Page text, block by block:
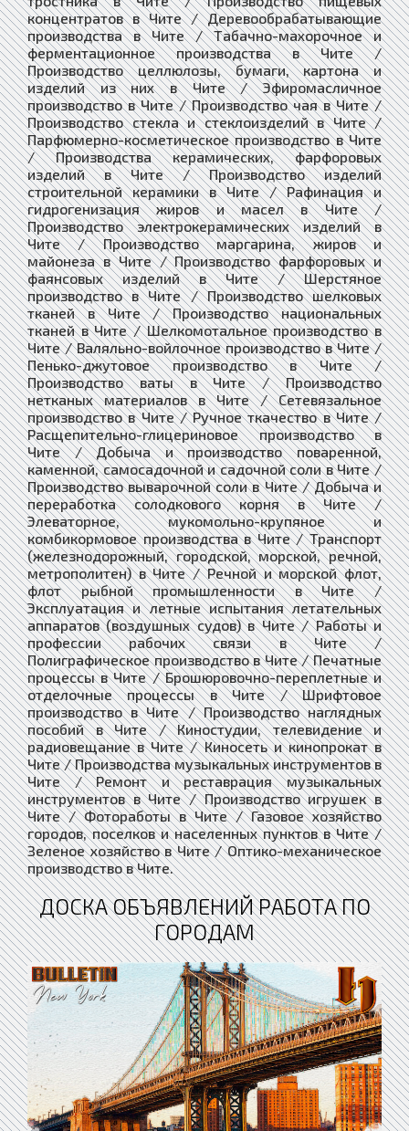
концентратов в Чите / Деревообрабатывающие
производства в Чите / Табачно-махорочное и
ферментационное производства в Чите /
Производство целлюлозы, бумаги, картона и
изделий из них в Чите / Эфиромасличное
производство в Чите / Производство чая в Чите /
Производство стекла и стеклоизделий в Чите /
Парфюмерно-косметическое производство в Чите
/ Производства керамических, фарфоровых
изделий в Чите / Производство изделий
строительной керамики в Чите / Рафинация и
гидрогенизация жиров и масел в Чите /
Производство электрокерамических изделий в
Чите / Производство маргарина, жиров и
майонеза в Чите / Производство фарфоровых и
фаянсовых изделий в Чите / Шерстяное
производство в Чите / Производство шелковых
тканей в Чите / Производство национальных
тканей в Чите / Шелкомотальное производство в
Чите / Валяльно-войлочное производство в Чите /
Пенько-джутовое производство в Чите /
Производство ваты в Чите / Производство
нетканых материалов в Чите / Сетевязальное
производство в Чите / Ручное ткачество в Чите /
Расщепительно-глицериновое производство в
Чите / Добыча и производство поваренной,
каменной, самосадочной и садочной соли в Чите /
Производство выварочной соли в Чите / Добыча и
переработка солодкового корня в Чите /
Элеваторное, мукомольно-крупяное и
комбикормовое производства в Чите / Транспорт
(железнодорожный, городской, морской, речной,
метрополитен) в Чите / Речной и морской флот,
флот рыбной промышленности в Чите /
Эксплуатация и летные испытания летательных
аппаратов (воздушных судов) в Чите / Работы и
профессии рабочих связи в Чите /
Полиграфическое производство в Чите / Печатные
процессы в Чите / Брошюровочно-переплетные и
отделочные процессы в Чите / Шрифтовое
производство в Чите / Производство наглядных
пособий в Чите / Киностудии, телевидение и
радиовещание в Чите / Киносеть и кинопрокат в
Чите / Производства музыкальных инструментов в
Чите / Ремонт и реставрация музыкальных
инструментов в Чите / Производство игрушек в
Чите / Фотоработы в Чите / Газовое хозяйство
городов, поселков и населенных пунктов в Чите /
Зеленое хозяйство в Чите / Оптико-механическое
производство в Чите.
ДОСКА ОБЪЯВЛЕНИЙ РАБОТА ПО
ГОРОДАМ